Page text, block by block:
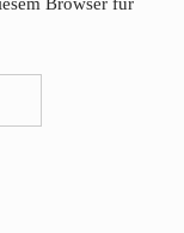
Browser für